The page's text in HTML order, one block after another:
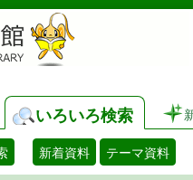
いろいろ検索
新着資料 テーマ資料